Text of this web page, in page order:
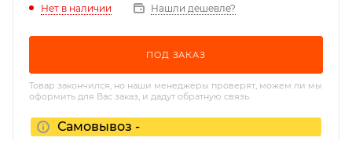
Нет в наличии Нашли дешевле?
ПОД ЗАКАЗ
Товар закончился, но наши менеджеры проверят, можем ли мы
оформить для Вас заказ, и дадут обратную связь.
Самовывоз -